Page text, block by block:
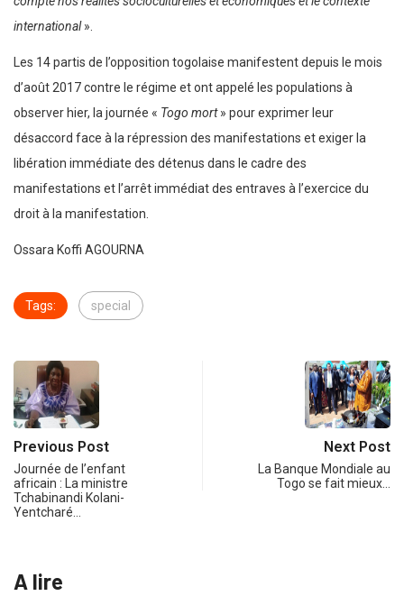
international».
Les 14 partis de l’opposition togolaise manifestent depuis le mois
d’août 2017 contre le régime et ont appelé les populations à
observer hier, la journée « Togo mort» pour exprimer leur
désaccord face à la répression des manifestations et exiger la
libération immédiate des détenus dans le cadre des
manifestations et l’arrêt immédiat des entraves à l’exercice du
droit à la manifestation.
Ossara Koffi AGOURNA
Tags: special
Previous Post
Journée de l’enfant
africain : La ministre
Tchabinandi Kolani-
Yentcharé…
Next Post
La Banque Mondiale au
Togo se fait mieux…
A lire